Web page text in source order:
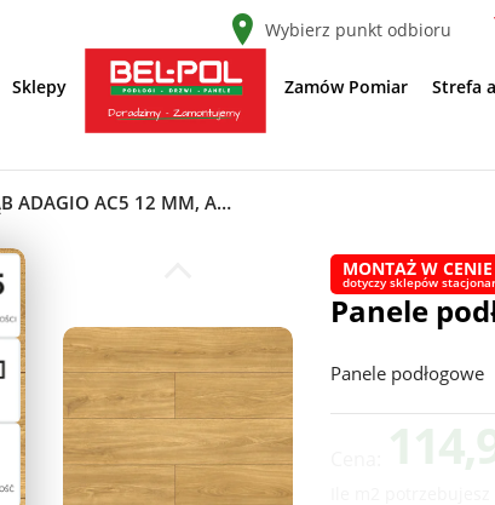
Wybierz punkt odbioru
Sklepy Zamów Pomiar Strefa
PANELE PODŁOGOWE DĄB ADAGIO AC5 12 MM, AUSY40414
MONTAŻ W CENIE
dotyczy sklepów
Panele
Panele podłogowe